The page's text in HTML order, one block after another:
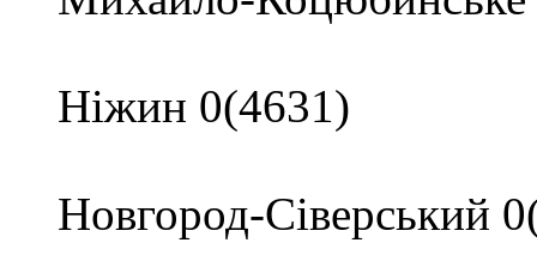
Ніжин 0(4631)
Новгород-Сіверський